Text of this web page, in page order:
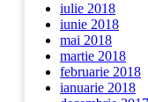
iulie 2018
iunie 2018
mai 2018
martie 2018
februarie 2018
ianuarie 2018